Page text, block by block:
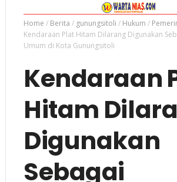
Home / Berita / gunungsitoli / Hukum /
Kendaraan Plat Hitam Dilarang Digunakan
Umum di Kota Gunungsitoli
Kendaraan
Hitam
Digunakan
Sebagai